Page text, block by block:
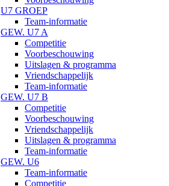
U7 GROEP
Team-informatie
GEW. U7 A
Competitie
Voorbeschouwing
Uitslagen & programma
Vriendschappelijk
Team-informatie
GEW. U7 B
Competitie
Voorbeschouwing
Vriendschappelijk
Uitslagen & programma
Team-informatie
GEW. U6
Team-informatie
Competitie